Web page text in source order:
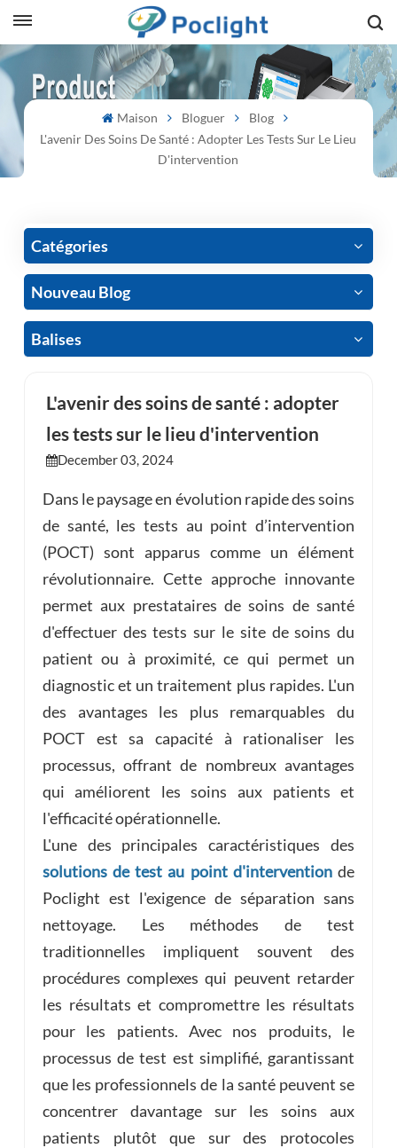
Maison Bloguer
Blog
L'avenir Des Soins De Santé : Adopter Les Tests Sur Le Lieu
D'intervention
Catégories
Nouveau Blog
Balises
L'avenir des soins de santé : adopter
les tests sur le lieu d'intervention
December 03, 2024
Dans le paysage en évolution rapide des soins
de santé, les tests au point d’intervention
(POCT) sont apparus comme un élément
révolutionnaire. Cette approche innovante
permet aux prestataires de soins de santé
d'effectuer des tests sur le site de soins du
patient ou à proximité, ce qui permet un
diagnostic et un traitement plus rapides. L'un
des avantages les plus remarquables du
POCT est sa capacité à rationaliser les
processus, offrant de nombreux avantages
qui améliorent les soins aux patients et
l'efficacité opérationnelle.
L'une des principales caractéristiques des
solutions de test au point d'interventionde
Poclight est l'exigence de séparation sans
nettoyage. Les méthodes de test
traditionnelles impliquent souvent des
procédures complexes qui peuvent retarder
les résultats et compromettre les résultats
pour les patients. Avec nos produits, le
processus de test est simplifié, garantissant
que les professionnels de la santé peuvent se
concentrer davantage sur les soins aux
patients plutôt que sur des protocoles